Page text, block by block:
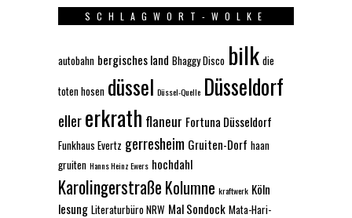
SCHLAGWORT-WOLKE
autobahn bergisches land Bhaggy Disco bilk die
toten hosen düssel Düssel-Quelle Düsseldorf
ellererkrath flaneur Fortuna Düsseldorf
Funkhaus Evertz gerresheim Gruiten-Dorf haan
gruiten Hanns Heinz Ewers hochdahl
Karolingerstraße Kolumne kraftwerk Köln
lesung Literaturbüro NRW Mal Sondock Mata-Hari-